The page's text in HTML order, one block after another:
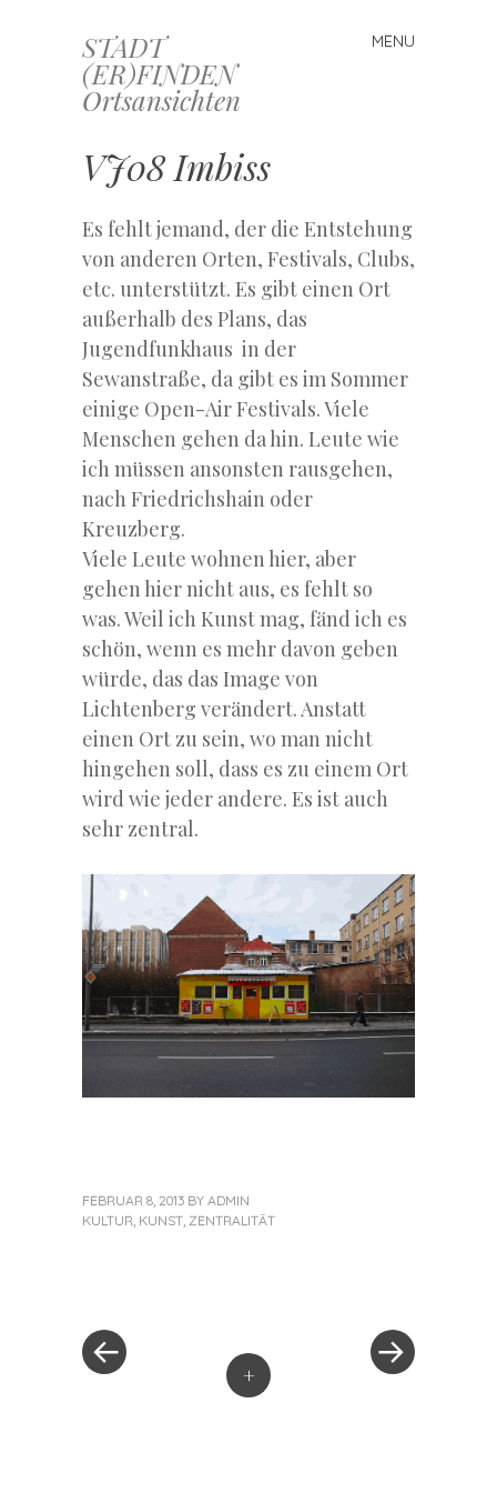
STADT
(ER)FINDEN
Ortsansichten
MENU
Skip
to
content
VJ08 Imbiss
Es fehlt jemand, der die Entstehung
von anderen Orten, Festivals, Clubs,
etc. unterstützt. Es gibt einen Ort
außerhalb des Plans, das
Jugendfunkhaus in der
Sewanstraße, da gibt es im Sommer
einige Open-Air Festivals. Viele
Menschen gehen da hin. Leute wie
ich müssen ansonsten rausgehen,
nach Friedrichshain oder
Kreuzberg.
Viele Leute wohnen hier, aber
gehen hier nicht aus, es fehlt so
was. Weil ich Kunst mag, fänd ich es
schön, wenn es mehr davon geben
würde, das das Image von
Lichtenberg verändert. Anstatt
einen Ort zu sein, wo man nicht
hingehen soll, dass es zu einem Ort
wird wie jeder andere. Es ist auch
sehr zentral.
FEBRUAR 8, 2013 BY ADMIN
KULTUR KUNST ZENTRALITÄT
+